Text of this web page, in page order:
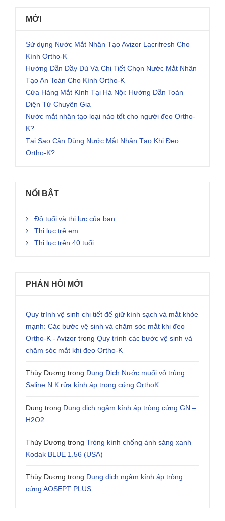
MỚI
Sử dụng Nước Mắt Nhân Tạo Avizor Lacrifresh Cho
Kính Ortho-K
Hướng Dẫn Đầy Đủ Và Chi Tiết Chọn Nước Mắt Nhân
Tạo An Toàn Cho Kính Ortho-K
Cửa Hàng Mắt Kính Tại Hà Nội: Hướng Dẫn Toàn
Diện Từ Chuyên Gia
Nước mắt nhân tạo loại nào tốt cho người đeo Ortho-
K?
Tại Sao Cần Dùng Nước Mắt Nhân Tạo Khi Đeo
Ortho-K?
NỔI BẬT
Độ tuổi và thị lực của bạn
Thị lực trẻ em
Thị lực trên 40 tuổi
PHẢN HỒI MỚI
Quy trình vệ sinh chi tiết để giữ kính sạch và mắt khỏe
mạnh: Các bước vệ sinh và chăm sóc mắt khi đeo
Ortho-K - Avizor trong Quy trình các bước vệ sinh và
chăm sóc mắt khi đeo Ortho-K
Thùy Dương trong Dung Dịch Nước muối vô trùng
Saline N.K rửa kính áp trong cứng OrthoK
Dung trong Dung dịch ngâm kính áp tròng cứng GN –
H2O2
Thùy Dương trong Tròng kính chống ánh sáng xanh
Kodak BLUE 1.56 (USA)
Thùy Dương trong Dung dịch ngâm kính áp tròng
cứng AOSEPT PLUS